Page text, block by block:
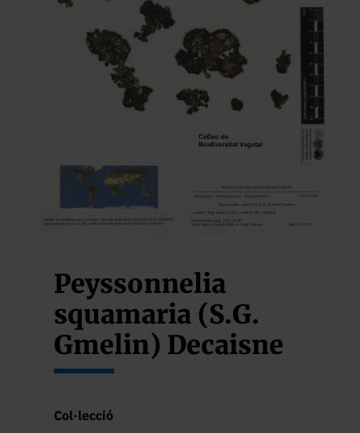
Peyssonnelia
squamaria (S.G.
Gmelin) Decaisne
Col·lecció